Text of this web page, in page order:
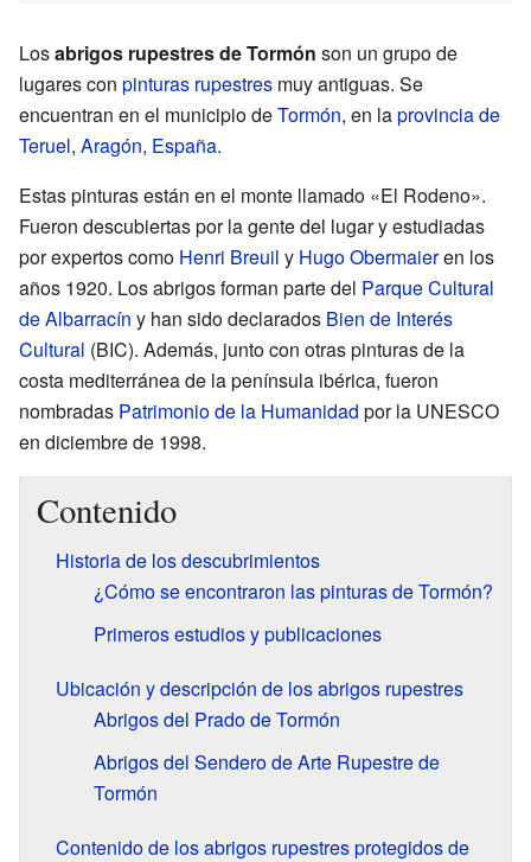
Losabrigos rupestres de Tormón son un grupo de
lugares con pinturas rupestres muy antiguas. Se
encuentran en el municipio deTormón, en laprovincia de
Teruel, Aragón, España.
Estas pinturas están en el monte llamado «El Rodeno».
Fueron descubiertas por la gente del lugar y estudiadas
por expertos como Henri Breuil y Hugo Obermaieren los
años 1920. Los abrigos forman parte del Parque Cultural
de Albarracín y han sido declarados Bien de Interés
Cultural (BIC). Además, junto con otras pinturas de la
costa mediterránea de la península ibérica, fueron
nombradas Patrimonio de la Humanidad por la UNESCO
en diciembre de 1998.
Contenido
Historia de los descubrimientos
¿Cómo se encontraron las pinturas de Tormón?
Primeros estudios y publicaciones
Ubicación y descripción de los abrigos rupestres
Abrigos del Prado de Tormón
Abrigos del Sendero de Arte Rupestre de
Tormón
Contenido de los abrigos rupestres protegidos de